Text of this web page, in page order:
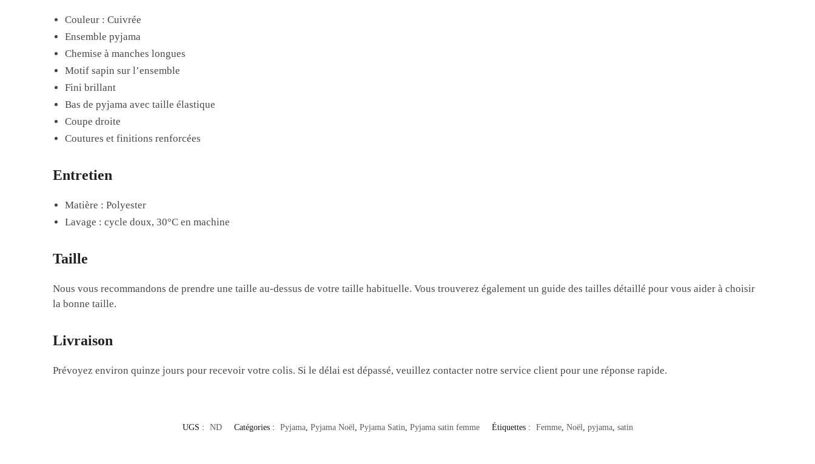
Couleur : Cuivrée
Ensemble pyjama
Chemise à manches longues
Motif sapin sur l’ensemble
Fini brillant
Bas de pyjama avec taille élastique
Coupe droite
Coutures et finitions renforcées
Entretien
Matière : Polyester
Lavage : cycle doux, 30°C en machine
Taille
Nous vous recommandons de prendre une taille au-dessus de votre taille habituelle. Vous trouverez également un guide des tailles détaillé pour vous aider à choisir
la bonne taille.
Livraison
Prévoyez environ quinze jours pour recevoir votre colis. Si le délai est dépassé, veuillez contacter notre service client pour une réponse rapide.
UGS : ND Catégories : Pyjama, Pyjama Noël Pyjama Satin Pyjama satin femme Étiquettes : Femme, Noël pyjama, satin